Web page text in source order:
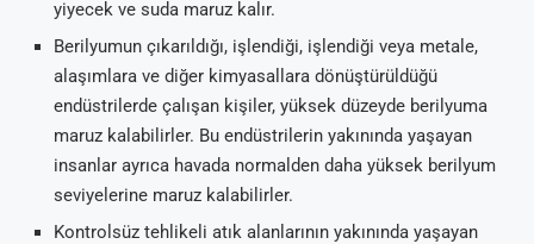
yiyecek ve suda maruz kalır.
Berilyumun çıkarıldığı, işlendiği, işlendiği veya metale,
alaşımlara ve diğer kimyasallara dönüştürüldüğü
endüstrilerde çalışan kişiler, yüksek düzeyde berilyuma
maruz kalabilirler. Bu endüstrilerin yakınında yaşayan
insanlar ayrıca havada normalden daha yüksek berilyum
seviyelerine maruz kalabilirler.
Kontrolsüz tehlikeli atık alanlarının yakınında yaşayan